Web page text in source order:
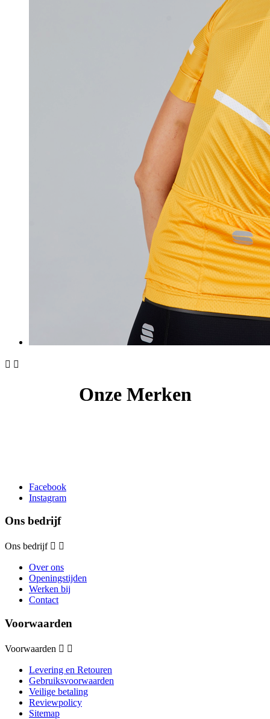
 
Onze Merken
Facebook
Instagram
Ons bedrijf
Ons bedrijf  
Over ons
Openingstijden
Werken bij
Contact
Voorwaarden
Voorwaarden  
Levering en Retouren
Gebruiksvoorwaarden
Veilige betaling
Reviewpolicy
Sitemap